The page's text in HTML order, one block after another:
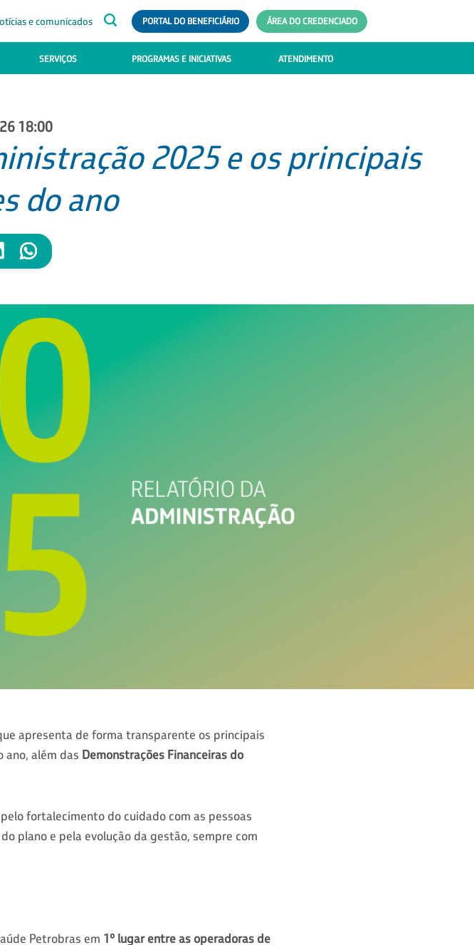
e comunicados PORTAL DO BENEFICIÁRIO ÁREA DO CREDENCIADO
SERVIÇOS PROGRAMAS E INICIATIVAS ATENDIMENTO
18:00
2025 e os principais
do ano
apresenta de forma transparente os principais
ano, além das Demonstrações Financeiras do
fortalecimento do cuidado com as pessoas
plano e pela evolução da gestão, sempre com
Petrobras em 1º lugar entre as operadoras de